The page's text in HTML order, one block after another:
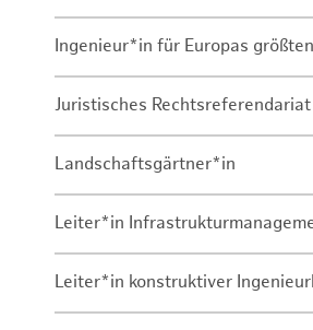
Ingenieur*in für Europas
Juristisches Rechtsreferendariat
Landschaftsgärtner*in
Leiter*in
Leiter*in konstruktiver